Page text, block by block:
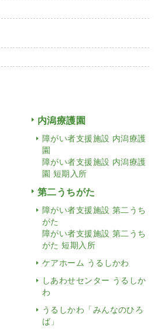
内潟療護園
障がい者支援施設 内潟療護
園
障がい者支援施設 内潟療護
園 短期入所
第二うちがた
障がい者支援施設 第二うち
がた
障がい者支援施設 第二うち
がた 短期入所
ケアホーム うるしかわ
しあわせセンター うるしか
わ
うるしかわ「みんなのひろ
ば」